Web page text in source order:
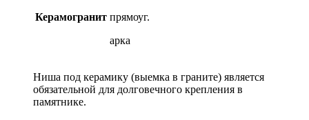
Керамогранит прямоуг.
арка
Ниша под керамику (выемка в граните) является
обязательной для долговечного крепления в
памятнике.